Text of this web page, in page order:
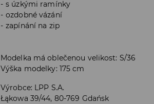
s úzkými ramínky
ozdobné vázání
zapínání na zip
Modelka má oblečenou velikost: S/36
Výška modelky: 175 cm
Výrobce: LPP S.A.
Łąkowa 39/44, 80-769 Gdańsk